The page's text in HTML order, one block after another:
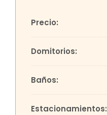
Precio:
Domitorios:
Baños:
Estacionamientos: